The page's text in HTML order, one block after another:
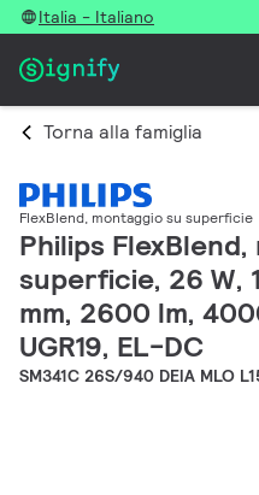
Italia - Italiano
Torna alla famiglia
FlexBlend, montaggio su superficie
Philips
superficie, 26 W,
mm, 2600 lm,
UGR19, EL-DC
SM341C 26S/940 DEIA MLO